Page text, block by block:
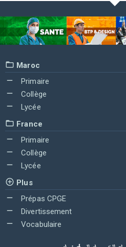
Maroc
Primaire
Collège
Lycée
France
Primaire
Collège
Lycée
Plus
Prépas CPGE
Divertissement
Vocabulaire